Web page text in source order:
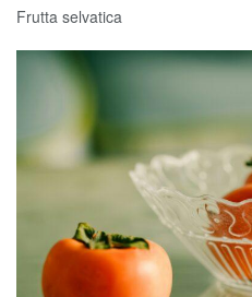
Frutta selvatica